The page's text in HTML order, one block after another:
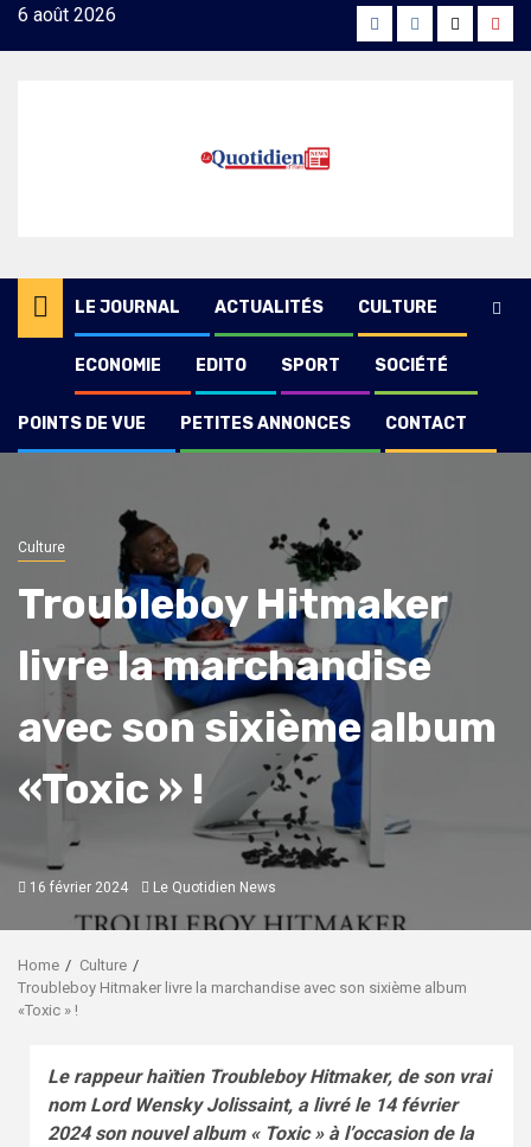
Skip6 août 2026 FacebookInstagram
Twitter
LE JOURNAL ACTUALITÉS CULTURE
ECONOMIE EDITO SPORT SOCIÉTÉ
POINTS DE VUE PETITES ANNONCES CONTACT
Culture
Troubleboy Hitmaker
livre la marchandise
avec son sixième album
«Toxic » !
16 février 2024 Le Quotidien News
Home
Culture
Troubleboy Hitmaker livre la marchandise avec son sixième album
«Toxic » !
Le rappeur haïtien Troubleboy Hitmaker, de son vrai
nom Lord Wensky Jolissaint, a livré le 14 février
2024 son nouvel album « Toxic » à l’occasion de la